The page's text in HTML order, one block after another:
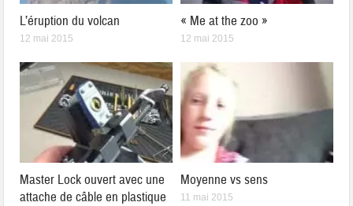
L’éruption du volcan
12 mai 2015
« Me at the zoo »
12 mai 2015
Master Lock ouvert avec une
attache de câble en plastique
Moyenne vs sens
11 mai 2015